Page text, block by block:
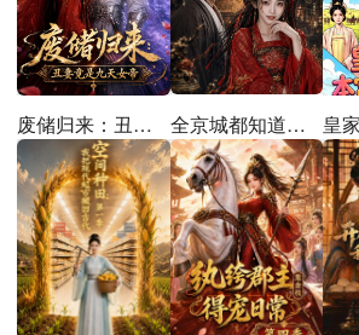
废储归来：丑妻竟是九天女帝 全京城都知道，那对父女是双坑了